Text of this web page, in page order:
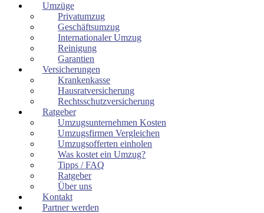
Umzüge
Privatumzug
Geschäftsumzug
Internationaler Umzug
Reinigung
Garantien
Versicherungen
Krankenkasse
Hausratversicherung
Rechtsschutzversicherung
Ratgeber
Umzugsunternehmen Kosten
Umzugsfirmen Vergleichen
Umzugsofferten einholen
Was kostet ein Umzug?
Tipps / FAQ
Ratgeber
Über uns
Kontakt
Partner werden